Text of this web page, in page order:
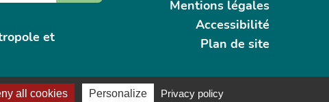
et
Mentions légales
Accessibilité
Plan de site
all cookies Personalize Privacy policy